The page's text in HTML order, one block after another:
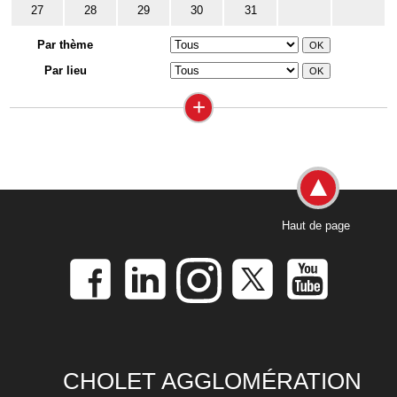
27 28 29 30 31
Par thème
Par lieu
+
Haut de page
CHOLET AGGLOMÉRATION